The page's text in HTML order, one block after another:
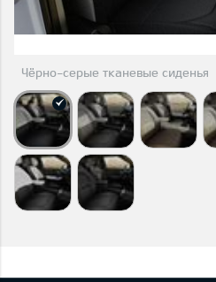
Чёрно-серые тканевые сиденья